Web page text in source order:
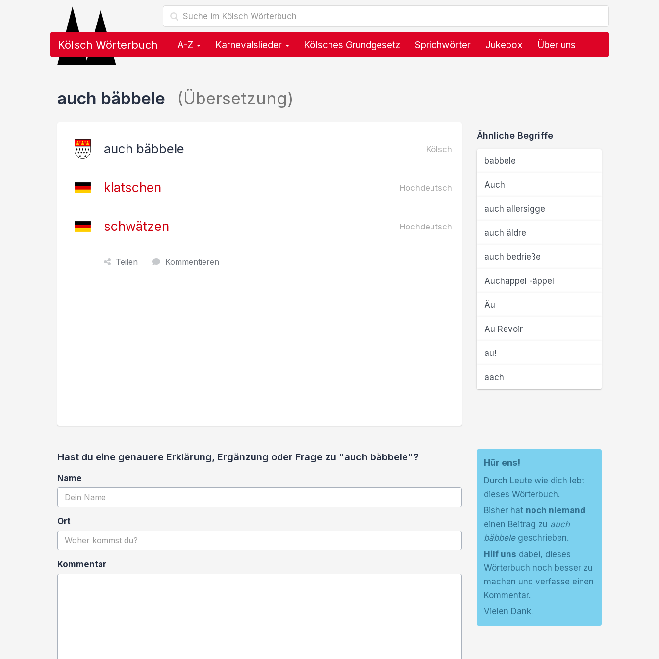
Kölsch Wörterbuch A-Z Karnevalslieder Kölsches Grundgesetz Sprichwörter Jukebox Über uns
auch bäbbele (Übersetzung)
auch bäbbele Kölsch
klatschen Hochdeutsch
schwätzen Hochdeutsch
Teilen Kommentieren
Ähnliche Begriffe
babbele
Auch
auch allersigge
auch äldre
auch bedrieße
Auchappel -äppel
Äu
Au Revoir
au!
aach
Hast du eine genauere Erklärung, Ergänzung oder Frage zu "auch bäbbele"?
Name
Ort
Kommentar
Hür ens!
Durch Leute wie dich lebt
dieses Wörterbuch.
Bisher hat noch niemand
einen Beitrag zu auch
bäbbelegeschrieben.
Hilf uns dabei, dieses
Wörterbuch noch besser zu
machen und verfasse einen
Kommentar.
Vielen Dank!